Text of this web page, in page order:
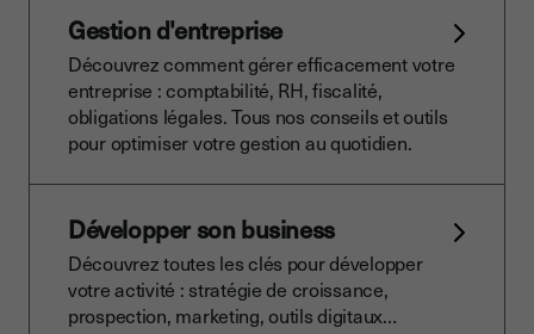
Gestion d'entreprise
Découvrez comment gérer efficacement votre
entreprise : comptabilité, RH, fiscalité,
obligations légales. Tous nos conseils et outils
pour optimiser votre gestion au quotidien.
Développer son business
Découvrez toutes les clés pour développer
votre activité : stratégie de croissance,
prospection, marketing, outils digitaux…